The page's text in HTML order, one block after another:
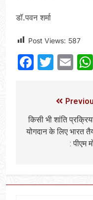
डॉ.पवन शर्मा
Post Views: 587
किसी भी शांति
योगदान के लिए भारत
: पीएम